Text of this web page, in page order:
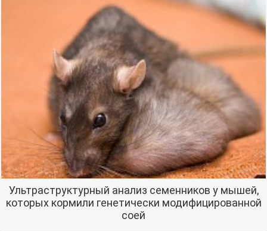
Ультраструктурный анализ семенников у мышей,
которых кормили генетически модифицированной
соей